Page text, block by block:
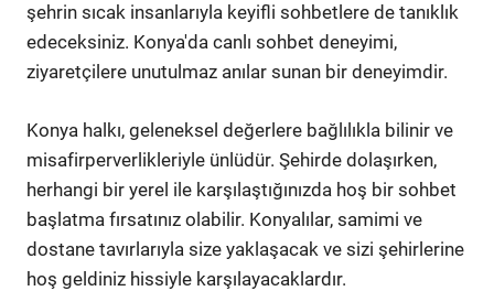
şehrin sıcak insanlarıyla keyifli sohbetlere de tanıklık
edeceksiniz. Konya'da canlı sohbet deneyimi,
ziyaretçilere unutulmaz anılar sunan bir deneyimdir.
Konya halkı, geleneksel değerlere bağlılıkla bilinir ve
misafirperverlikleriyle ünlüdür. Şehirde dolaşırken,
herhangi bir yerel ile karşılaştığınızda hoş bir sohbet
başlatma fırsatınız olabilir. Konyalılar, samimi ve
dostane tavırlarıyla size yaklaşacak ve sizi şehirlerine
hoş geldiniz hissiyle karşılayacaklardır.